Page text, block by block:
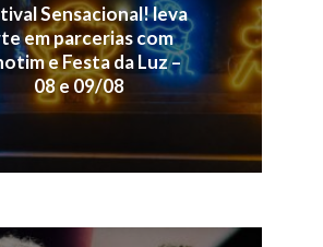
Sensacional! leva
em parcerias com
e Festa da Luz –
08 e 09/08